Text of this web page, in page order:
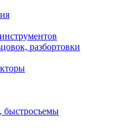
разбортовки
быстросъемы